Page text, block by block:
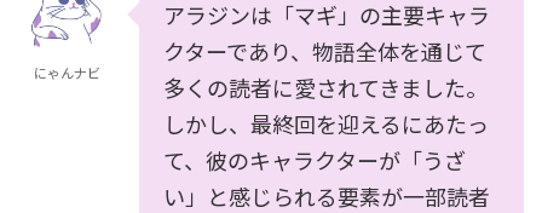
にゃんナビ
アラジンは「マギ」の主要キャラ
クターであり、物語全体を通じて
多くの読者に愛されてきました。
しかし、最終回を迎えるにあたっ
て、彼のキャラクターが「うざ
い」と感じられる要素が一部読者